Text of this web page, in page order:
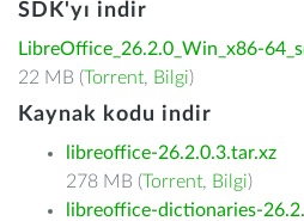
SDK'yı indir
LibreOffice_26.2.0_Win_x86-
22 MB (Torrent, Bilgi)
Kaynak kodu indir
libreoffice-26.2.0.3.tar.xz
278 MB (Torrent, Bilgi)
libreoffice-dictionaries-